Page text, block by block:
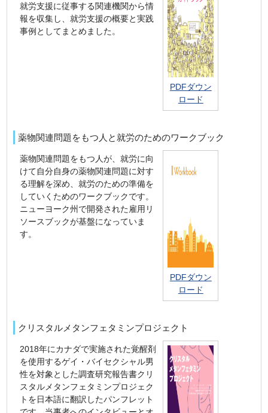
就労支援に従事する関連機関から情
報を収集し、就労支援の概要と実践
事例としてまとめました。
PDFダウン
ロード
薬物関連問題をもつ人と就労のためのワークブック
薬物関連問題をもつ人が、就労に向
けて自分自身の薬物関連問題に対す
る理解を深め、就労のための準備を
していくためのワークブックです。
ニューヨーク州で開発された雇用リ
ソースブックが基盤になっていま
す。
PDFダウン
ロード
クリスタルメタンフェタミンプロジェクト
2018年にカナダで実施された覚醒剤
を使用するゲイ・バイセクシャル男
性を対象とした調査研究報告書クリ
スタルメタンフェタミンプロジェク
トを日本語に翻訳したパンフレット